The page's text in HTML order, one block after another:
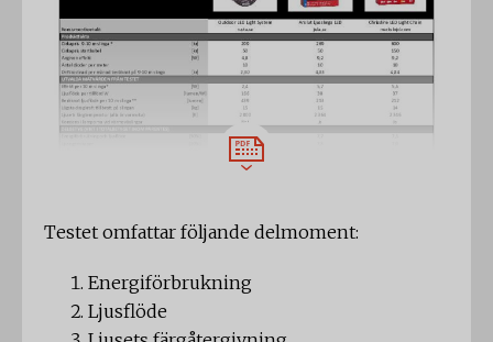
Testet omfattar följande delmoment:
Energiförbrukning
Ljusflöde